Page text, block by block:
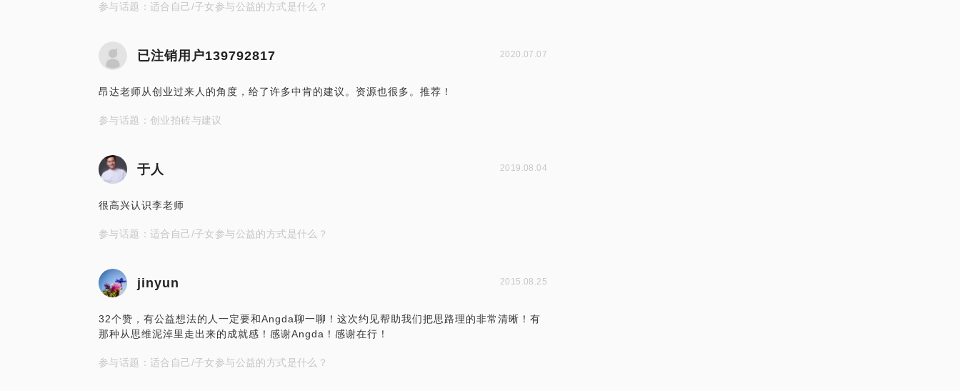
参与话题：适合自己/子女参与公益的方式是什么？
已注销用户139792817 2020.07.07
昂达老师从创业过来人的角度，给了许多中肯的建议。资源也很多。推荐！
参与话题：创业拍砖与建议
于人 2019.08.04
很高兴认识李老师
参与话题：适合自己/子女参与公益的方式是什么？
jinyun 2015.08.25
32个赞，有公益想法的人一定要和Angda聊一聊！这次约见帮助我们把思路理的非常清晰！有
那种从思维泥淖里走出来的成就感！感谢Angda！感谢在行！
参与话题：适合自己/子女参与公益的方式是什么？